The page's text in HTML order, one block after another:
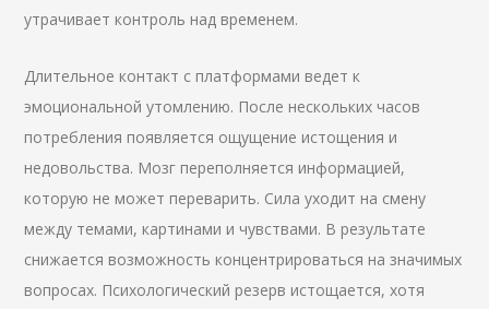
утрачивает контроль над временем.
Длительное контакт с платформами ведет к
эмоциональной утомлению. После нескольких часов
потребления появляется ощущение истощения и
недовольства. Мозг переполняется информацией,
которую не может переварить. Сила уходит на смену
между темами, картинами и чувствами. В результате
снижается возможность концентрироваться на значимых
вопросах. Психологический резерв истощается, хотя